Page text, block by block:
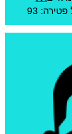
פטירה: 93